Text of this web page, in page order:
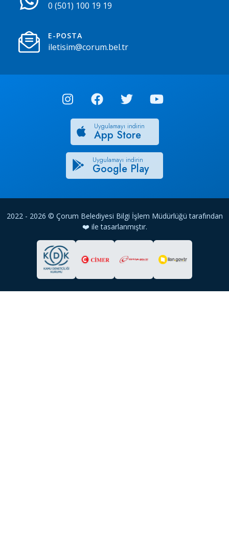
0 (501) 100 19 19
E-POSTA
iletisim@corum.bel.tr
Uygulamayı indirin
App Store
Uygulamayı indirin
Google Play
2022 - 2026 © Çorum Belediyesi Bilgi İşlem Müdürlüğü tarafından
❤️ ile tasarlanmıştır.